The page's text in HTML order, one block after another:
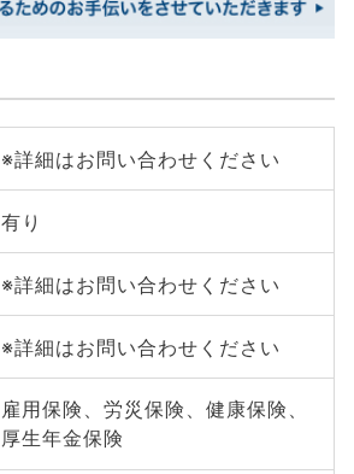
※詳細はお問い合わせください
有り
※詳細はお問い合わせください
※詳細はお問い合わせください
雇用保険、労災保険、健康保険、
厚生年金保険